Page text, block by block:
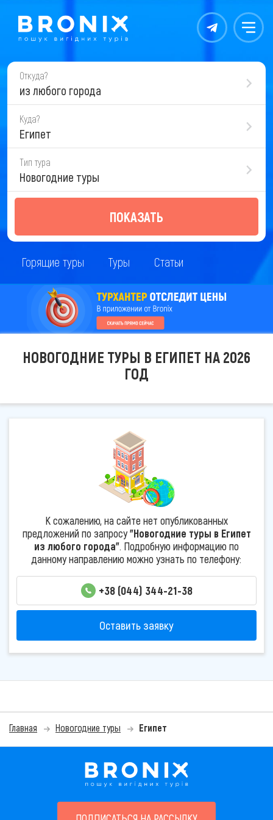
Контакты Меню
Откуда?
из любого города
Куда?
Египет
Тип тура
Новогодние туры
ПОКАЗАТЬ
Горящие туры Туры Статьи
НОВОГОДНИЕ ТУРЫ В ЕГИПЕТ НА 2026
ГОД
К сожалению, на сайте нет опубликованных
предложений по запросу"Новогодние туры в Египет
из любого города". Подробную информацию по
данному направлению можно узнать по телефону:
+38 (044) 344-21-38
Оставить заявку
Главная Новогодние туры Египет